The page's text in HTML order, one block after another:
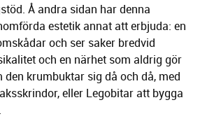
Å andra sidan har denna
estetik annat att erbjuda: en
och ser saker bredvid
och en närhet som aldrig gör
krumbuktar sig då och då, med
eller Legobitar att bygga